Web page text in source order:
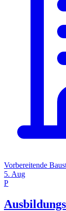
Vorbereitende
5. Aug
P